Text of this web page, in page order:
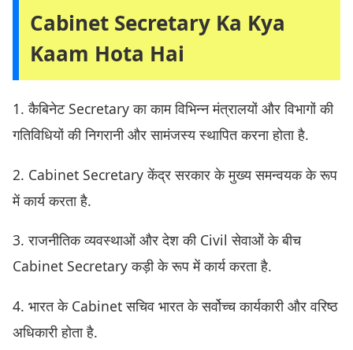
Cabinet Secretary Ka Kya
Kaam Hota Hai
1. कैबिनेट Secretary का काम विभिन्न मंत्रालयों और विभागों की
गतिविधियों की निगरानी और सामंजस्य स्थापित करना होता है.
2. Cabinet Secretary केंद्र सरकार के मुख्य समन्वयक के रूप
में कार्य करता है.
3. राजनीतिक व्यवस्थाओं और देश की Civil सेवाओं के बीच
Cabinet Secretary कड़ी के रूप में कार्य करता है.
4. भारत के Cabinet सचिव भारत के सर्वोच्च कार्यकारी और वरिष्ठ
अधिकारी होता है.